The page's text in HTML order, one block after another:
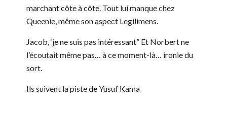
marchant côte à côte. Tout lui manque chez
Queenie, même son aspect Legilimens.
Jacob, ‘je ne suis pas intéressant” Et Norbert ne
l’écoutait même pas… à ce moment-là… ironie du
sort.
Ils suivent la piste de Yusuf Kama